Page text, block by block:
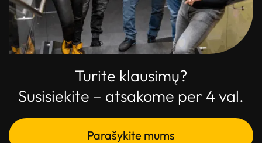
Turite klausimų?
Susisiekite – atsakome per 4 val.
Parašykite mums